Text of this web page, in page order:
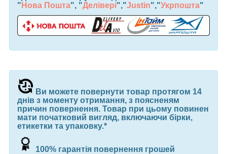
" Нова Пошта", "Делівері","Justin","Укрпошта"
Ви можете повернути товар протягом 14
днів з моменту отримання, з поясненям
причин повернення. Товар при цьому повинен
мати початковий вигляд, включаючи бірки,
етикетки та упаковку.*
100% гарантія повернення грошей